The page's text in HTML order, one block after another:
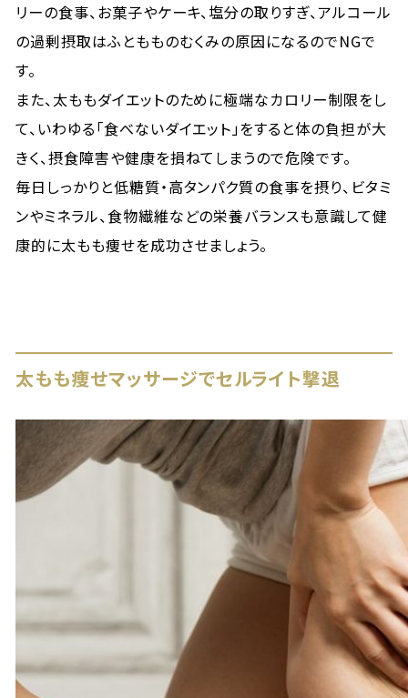
リーの食事、お菓子やケーキ、塩分の取りすぎ、アルコール
の過剰摂取はふともものむくみの原因になるのでNGで
す。
また、太ももダイエットのために極端なカロリー制限をし
て、いわゆる「食べないダイエット」をすると体の負担が大
きく、摂食障害や健康を損ねてしまうので危険です。
毎日しっかりと低糖質・高タンパク質の食事を摂り、ビタミ
ンやミネラル、食物繊維などの栄養バランスも意識して健
康的に太もも痩せを成功させましょう。
太もも痩せマッサージでセルライト撃退